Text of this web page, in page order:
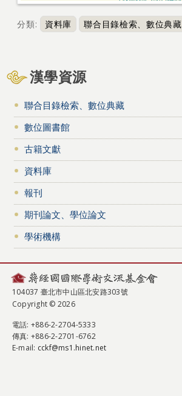
分類: 資料庫 聯合目錄檢索、數位典藏
漢學資源
聯合目錄檢索、數位典藏
數位圖書館
古籍文獻
資料庫
報刊
期刊論文、學位論文
學術機構
104037 臺北市中山區北安路303號
Copyright © 2026
電話: +886-2-2704-5333
傳真: +886-2-2701-6762
E-mail: cckf@ms1.hinet.net